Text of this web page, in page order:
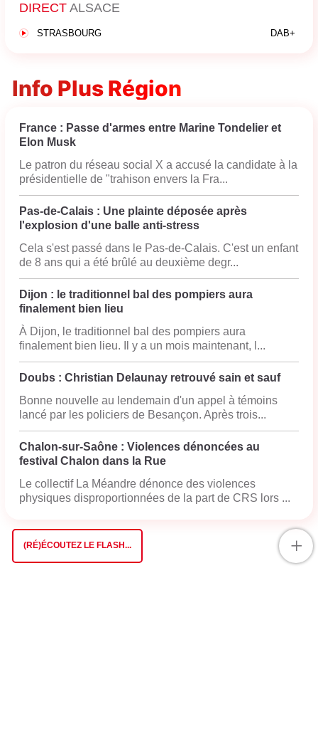
DIRECT ALSACE
STRASBOURG DAB+
Info Plus Région
France : Passe d'armes entre Marine Tondelier et
Elon Musk
Le patron du réseau social X a accusé la candidate à la
présidentielle de "trahison envers la Fra...
Pas-de-Calais : Une plainte déposée après
l'explosion d'une balle anti-stress
Cela s'est passé dans le Pas-de-Calais. C'est un enfant
de 8 ans qui a été brûlé au deuxième degr...
Dijon : le traditionnel bal des pompiers aura
finalement bien lieu
À Dijon, le traditionnel bal des pompiers aura
finalement bien lieu. Il y a un mois maintenant, l...
Doubs : Christian Delaunay retrouvé sain et sauf
Bonne nouvelle au lendemain d'un appel à témoins
lancé par les policiers de Besançon. Après trois...
Chalon-sur-Saône : Violences dénoncées au
festival Chalon dans la Rue
Le collectif La Méandre dénonce des violences
physiques disproportionnées de la part de CRS lors ...
(RÉ)ÉCOUTEZ LE FLASH... +